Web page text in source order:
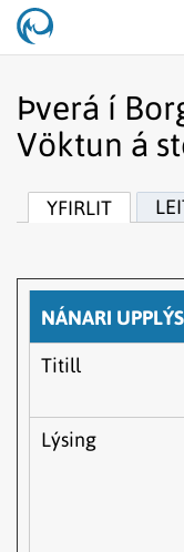
Þverá í
Vöktun á
YFIRLIT
NÁNARI
Titill
Lýsing